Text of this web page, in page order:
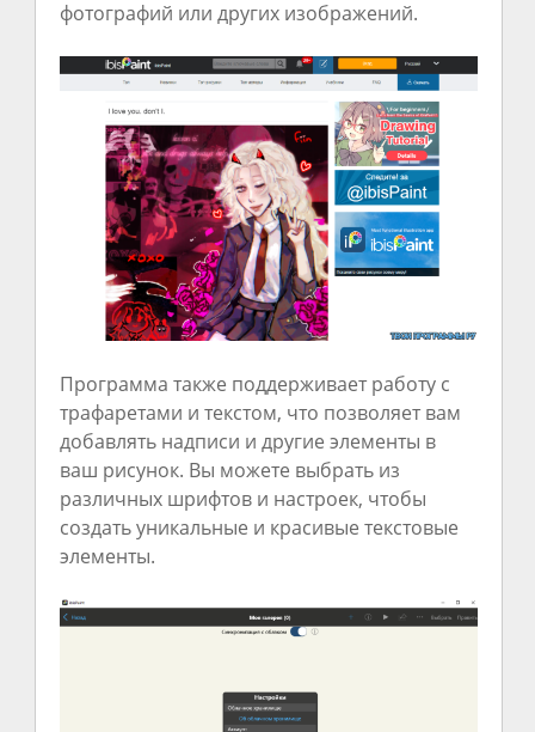
фотографий или других изображений.
Программа также поддерживает работу с
трафаретами и текстом, что позволяет вам
добавлять надписи и другие элементы в
ваш рисунок. Вы можете выбрать из
различных шрифтов и настроек, чтобы
создать уникальные и красивые текстовые
элементы.